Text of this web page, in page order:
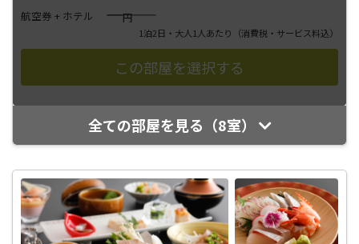
航空券 + ホテル ――――円
1泊2日・大人1人あたり （消費税・サービス料込）
全ての部屋を見る（8室）